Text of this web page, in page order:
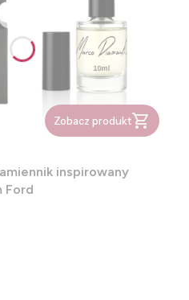
Zobacz produkt
inspirowany
Ford